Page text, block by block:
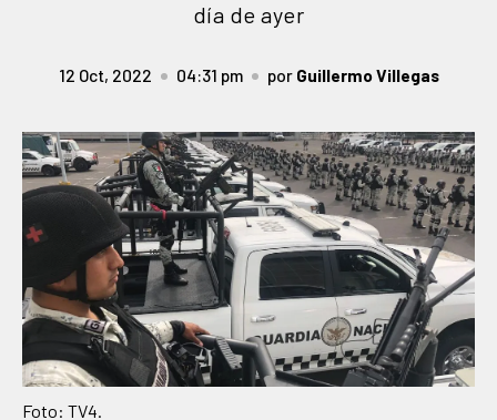
día de ayer
12 Oct, 2022 04:31 pm por Guillermo Villegas
Foto: TV4.